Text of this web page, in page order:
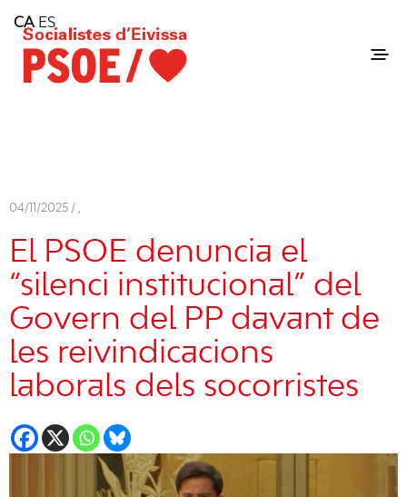
Consell Insular d'Eivissa
Services
Contact
04/11/2025 / ,
El PSOE denuncia el
“silenci institucional” del
Govern del PP davant de
les reivindicacions
laborals dels socorristes
CA ES